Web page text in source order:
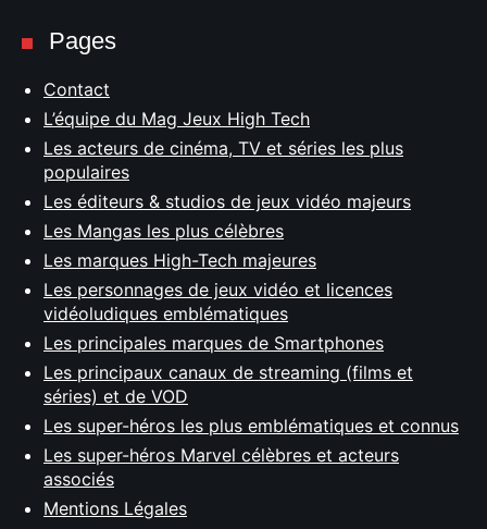
Pages
Contact
L’équipe du Mag Jeux High Tech
Les acteurs de cinéma, TV et séries les plus
populaires
Les éditeurs & studios de jeux vidéo majeurs
Les Mangas les plus célèbres
Les marques High-Tech majeures
Les personnages de jeux vidéo et licences
vidéoludiques emblématiques
Les principales marques de Smartphones
Les principaux canaux de streaming (films et
séries) et de VOD
Les super-héros les plus emblématiques et connus
Les super-héros Marvel célèbres et acteurs
associés
Mentions Légales